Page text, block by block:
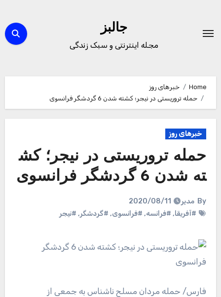
content
جالبز
مجله اینترنتی و سبک زندگی
Home
خبرهای روز
حمله تروریستی در نیجر؛ کشته شدن 6 گردشگر فرانسوی
خبرهای روز
حمله تروریستی در نیجر؛ کش
ته شدن 6 گردشگر فرانسوی
By مدیر
2020/08/11
#آفریقا, #فرانسه, #فرانسوی, #گردشگر, #نیجر
فارس/ حمله مردان مسلح ناشناس به جمعی از